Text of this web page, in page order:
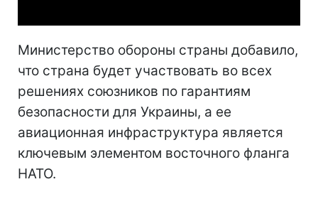
Министерство обороны страны добавило,
что страна будет участвовать во всех
решениях союзников по гарантиям
безопасности для Украины, а ее
авиационная инфраструктура является
ключевым элементом восточного фланга
НАТО.